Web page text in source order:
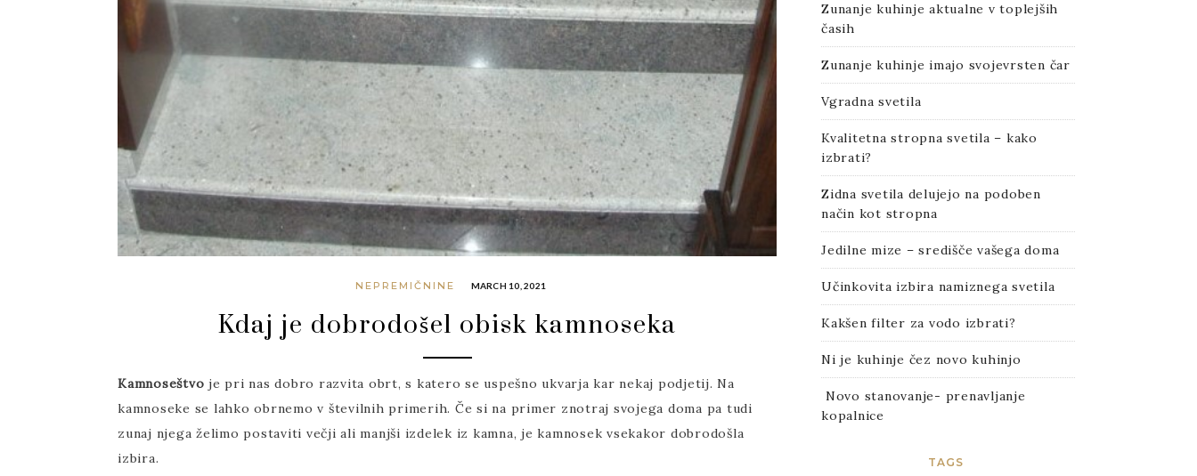
NEPREMIČNINE MARCH 10, 2021
Kdaj je dobrodošel obisk kamnoseka
Kamnoseštvo je pri nas dobro razvita obrt, s katero se uspešno ukvarja kar nekaj podjetij. Na
kamnoseke se lahko obrnemo v številnih primerih. Če si na primer znotraj svojega doma pa tudi
zunaj njega želimo postaviti večji ali manjši izdelek iz kamna, je kamnosek vsekakor dobrodošla
izbira.
Zunanje kuhinje aktualne v toplejših
časih
Zunanje kuhinje imajo svojevrsten čar
Vgradna svetila
Kvalitetna stropna svetila – kako
izbrati?
Zidna svetila delujejo na podoben
način kot stropna
Jedilne mize – središče vašega doma
Učinkovita izbira namiznega svetila
Kakšen filter za vodo izbrati?
Ni je kuhinje čez novo kuhinjo
Novo stanovanje- prenavljanje
kopalnice
TAGS